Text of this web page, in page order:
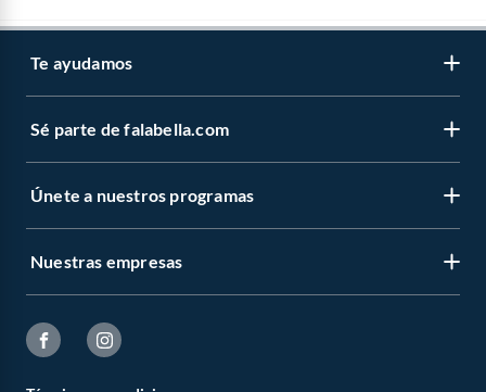
Te ayudamos
Sé parte de falabella.com
Únete a nuestros programas
Nuestras empresas